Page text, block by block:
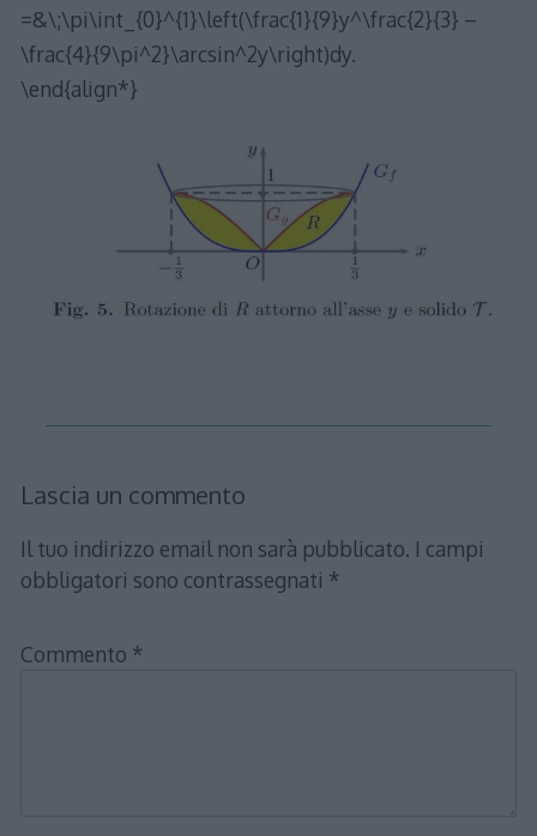
=&\;\pi\int_{0}^{1}\left(\frac{1}{9}y^\frac{2}{3} –
\frac{4}{9\pi^2}\arcsin^2y\right)dy.
\end{align*}
Lascia un commento
Il tuo indirizzo email non sarà pubblicato. I campi
obbligatori sono contrassegnati *
Commento *